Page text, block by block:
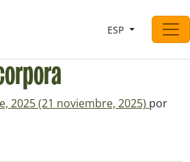
ESP
2025(21 noviembre, 2025) por